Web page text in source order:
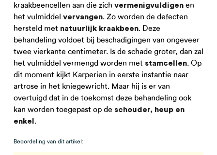
kraakbeencellen aan die zich vermenigvuldigen en
het vulmiddel vervangen. Zo worden de defecten
hersteld met natuurlijk kraakbeen. Deze
behandeling voldoet bij beschadigingen van ongeveer
twee vierkante centimeter. Is de schade groter, dan zal
het vulmiddel vermengd worden met stamcellen. Op
dit moment kijkt Karperien in eerste instantie naar
artrose in het kniegewricht. Maar hij is er van
overtuigd dat in de toekomst deze behandeling ook
kan worden toegepast op de schouder, heup en
enkel .
Beoordeling van dit artikel: